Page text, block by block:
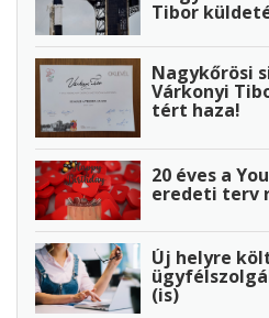
Tibor
Nagykőrösi
Várkonyi
tért haza!
20 éves a
eredeti terv
Új helyre
(is)